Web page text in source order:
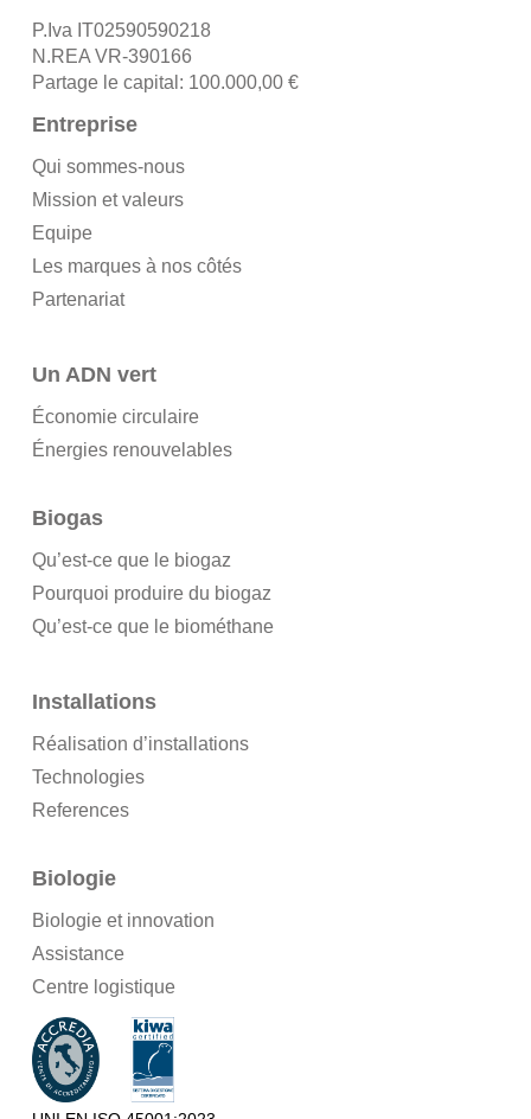
P.Iva IT02590590218
N.REA VR-390166
Partage le capital: 100.000,00 €
Entreprise
Qui sommes-nous
Mission et valeurs
Equipe
Les marques à nos côtés
Partenariat
Un ADN vert
Économie circulaire
Énergies renouvelables
Biogas
Qu’est-ce que le biogaz
Pourquoi produire du biogaz
Qu’est-ce que le biométhane
Installations
Réalisation d’installations
Technologies
References
Biologie
Biologie et innovation
Assistance
Centre logistique